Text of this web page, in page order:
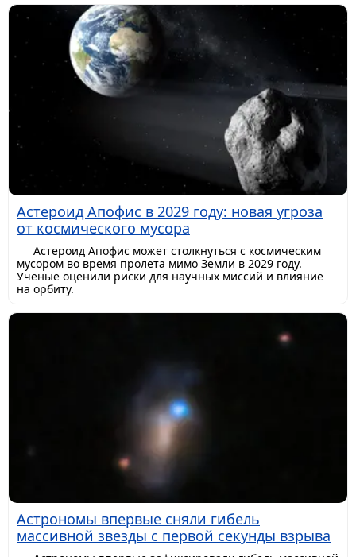
Астероид Апофис в 2029 году: новая угроза
от космического мусора
Астероид Апофис может столкнуться с космическим
мусором во время пролета мимо Земли в 2029 году.
Ученые оценили риски для научных миссий и влияние
на орбиту.
Астрономы впервые сняли гибель
массивной звезды с первой секунды взрыва